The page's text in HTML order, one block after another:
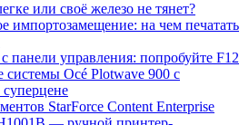
или своё железо не тянет?
импортозамещение: на чем печатать
управления: попробуйте F12
Océ Plotwave 900 с
StarForce Content Enterprise